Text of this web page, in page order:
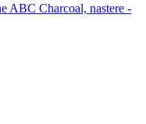
ABC Charcoal, nastere -